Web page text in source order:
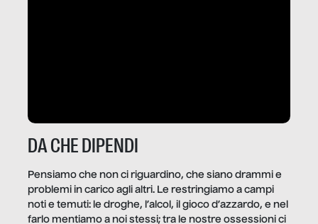
DA CHE DIPENDI
Pensiamo che non ci riguardino, che siano drammi e
problemi in carico agli altri. Le restringiamo a campi
noti e temuti: le droghe, l’alcol, il gioco d’azzardo, e nel
farlo mentiamo a noi stessi; tra le nostre ossessioni ci